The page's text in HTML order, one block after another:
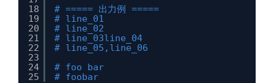
18
19
20
21
22
23
24
25
# ===== 出力例 =====
# line_01
# line_02
# line_03line_04
# line_05,line_06
# foo bar
# foobar